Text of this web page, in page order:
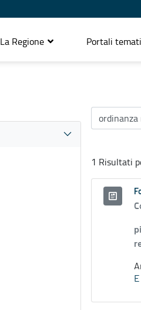
La Regione Portali
1 Risultati